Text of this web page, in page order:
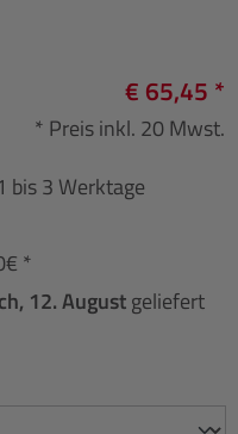
€ 65,45 *
* Preis inkl. 20 Mwst.
bis 3 Werktage
*
12. Augustgeliefert